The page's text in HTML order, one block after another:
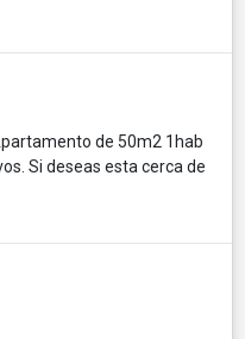
de 50m2 1hab
Si deseas esta cerca de